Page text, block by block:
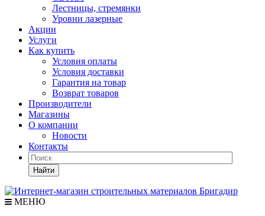
Лестницы, стремянки
Уровни лазерные
Акции
Услуги
Как купить
Условия оплаты
Условия доставки
Гарантия на товар
Возврат товаров
Производители
Магазины
О компании
Новости
Контакты
Найти
МЕНЮ